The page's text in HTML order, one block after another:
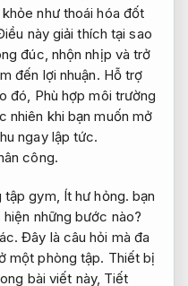
như thoái hóa đốt
này giải thích tại sao
đúc, nhộn nhịp và trở
đến lợi nhuận. Hỗ trợ
đó, Phù hợp môi trường
nhiên khi bạn muốn mở
ngay lập tức.
công.
gym, Ít hư hỏng. bạn
những bước nào?
Đây là câu hỏi mà đa
một phòng tập. Thiết bị
bài viết này, Tiết